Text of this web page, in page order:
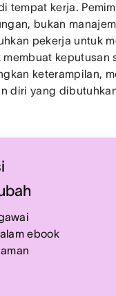
tempat kerja.
bukan
pekerja untuk
keputusan
keterampilan,
diri yang
ebook